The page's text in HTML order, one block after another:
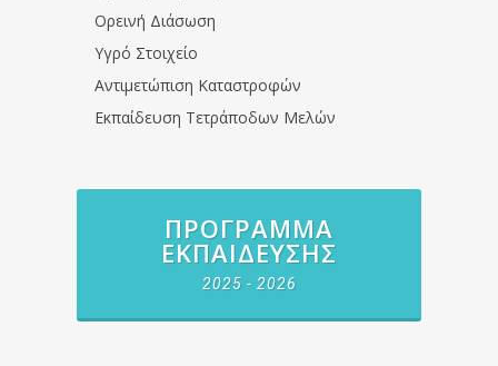
Ορεινή Διάσωση
Υγρό Στοιχείο
Αντιμετώπιση Καταστροφών
Εκπαίδευση Τετράποδων Μελών
ΠΡΌΓΡΑΜΜΑ
ΕΚΠΑΊΔΕΥΣΗΣ
2025 - 2026